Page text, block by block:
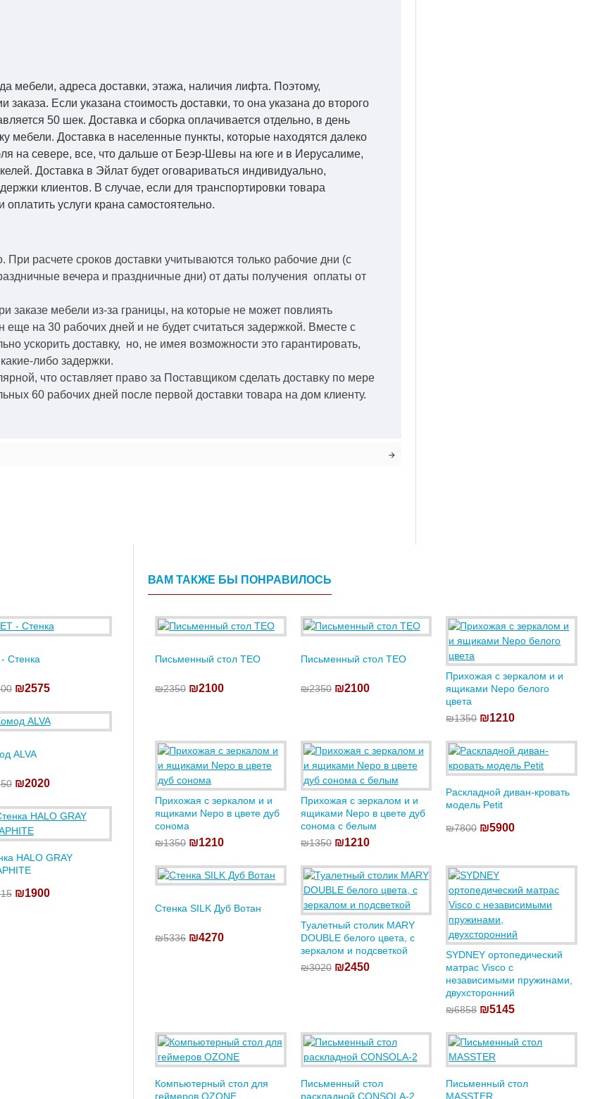
мебели, адреса доставки, этажа, наличия лифта. Поэтому,
Если указана стоимость доставки, то она указана до второго
50 шек. Доставка и сборка оплачивается отдельно, в день
мебели. Доставка в населенные пункты, которые находятся далеко
на севере, все, что дальше от Беэр-Шевы на юге и в Иерусалиме,
Доставка в Эйлат будет оговариваться индивидуально,
клиентов. В случае, если для транспортировки товара
услуги крана самостоятельно.
При расчете сроков доставки учитываются только рабочие дни (с
вечера и праздничные дни) от даты получения оплаты от
заказе мебели из-за границы, на которые не может повлиять
на 30 рабочих дней и не будет считаться задержкой. Вместе с
ускорить доставку, но, не имея возможности это гарантировать,
либо задержки.
что оставляет право за Поставщиком сделать доставку по мере
60 рабочих дней после первой доставки товара на дом клиенту.
Стенка
₪2575
ALVA
₪2020
HALO GRAY
₪1900
ВАМ ТАКЖЕ БЫ ПОНРАВИЛОСЬ
Письменный стол TEO
₪2350 ₪2100
Письменный стол TEO
₪2350 ₪2100
Прихожая с зеркалом и и
ящиками Nepo белого
цвета
₪1350 ₪1210
Прихожая с зеркалом и и
ящиками Nepo в цвете дуб
сонома
₪1350 ₪1210
Прихожая с зеркалом и и
ящиками Nepo в цвете дуб
сонома с белым
₪1350 ₪1210
Раскладной диван-кровать
модель Petit
₪7800 ₪5900
Стенка SILK Дуб Вотан
₪5336 ₪4270
Туалетный столик MARY
DOUBLE белого цвета, с
зеркалом и подсветкой
₪3020 ₪2450
SYDNEY ортопедический
матрас Visco с
независимыми пружинами,
двухсторонний
₪6858 ₪5145
Компьютерный стол для
геймеров OZONE
Письменный стол
раскладной CONSOLA-2
Письменный стол
MASSTER